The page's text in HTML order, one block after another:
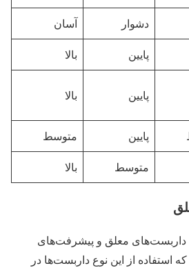
دشوار آسان
پایین بالا
پایین بالا
پایین متوسط
متوسط بالا
داربست‌های معلق و پیشرفت‌های
استفاده از این نوع داربست‌ها در